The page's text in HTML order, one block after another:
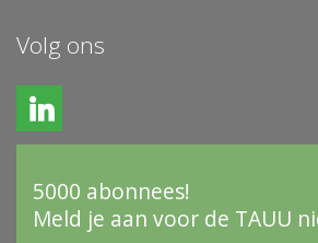
Volg ons
5000 abonnees!
Meld je aan voor de TAUU